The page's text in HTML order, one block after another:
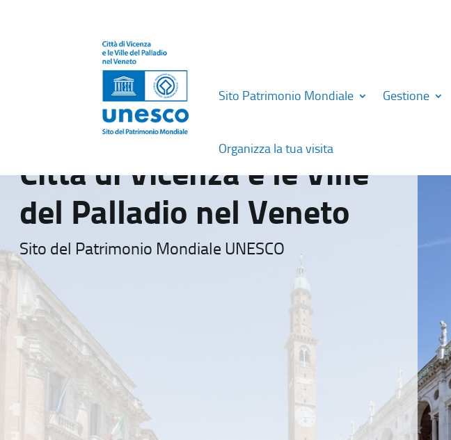
Sito Patrimonio Mondiale Gestione
Organizza la tua visita
Città di Vicenza e le Ville
del Palladio nel Veneto
Sito del Patrimonio Mondiale UNESCO